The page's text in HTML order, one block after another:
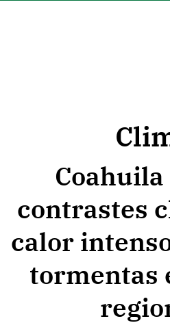
contrastes
calor
tormentas